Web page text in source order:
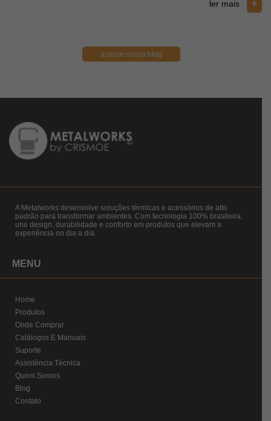
ler mais +
acesse nosso blog
A Metalworks desenvolve soluções térmicas e acessórios de alto
padrão para transformar ambientes. Com tecnologia 100% brasileira,
une design, durabilidade e conforto em produtos que elevam a
experiência no dia a dia.
MENU
Home
Produtos
Onde Comprar
Catálogos E Manuais
Suporte
Assistência Técnica
Quem Somos
Blog
Contato